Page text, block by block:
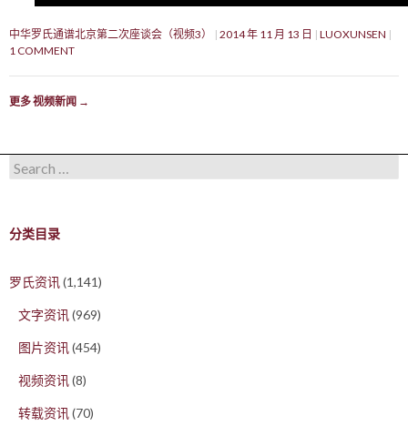
中华罗氏通谱北京第二次座谈会（视频3） 2014 年 11 月 13 日
LUOXUNSEN
1 COMMENT
更多 视频新闻 →
Search for:
分类目录
罗氏资讯(1,141)
文字资讯(969)
图片资讯(454)
视频资讯(8)
转载资讯(70)